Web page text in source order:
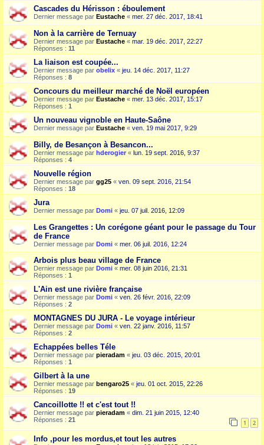
Cascades du Hérisson : éboulement
Dernier message par Eustache « mer. 27 déc. 2017, 18:41
Non à la carrière de Ternuay
Dernier message par Eustache « mar. 19 déc. 2017, 22:27
Réponses : 11
La liaison est coupée...
Dernier message par obelix « jeu. 14 déc. 2017, 11:27
Réponses : 8
Concours du meilleur marché de Noël européen
Dernier message par Eustache « mer. 13 déc. 2017, 15:17
Réponses : 1
Un nouveau vignoble en Haute-Saône
Dernier message par Eustache « ven. 19 mai 2017, 9:29
Billy, de Besançon à Besancon...
Dernier message par hderogier « lun. 19 sept. 2016, 9:37
Réponses : 4
Nouvelle région
Dernier message par gg25 « ven. 09 sept. 2016, 21:54
Réponses : 18
Jura
Dernier message par Domi « jeu. 07 juil. 2016, 12:09
Les Grangettes : Un corégone géant pour le passage du Tour
de France
Dernier message par Domi « mer. 06 juil. 2016, 12:24
Arbois plus beau village de France
Dernier message par Domi « mer. 08 juin 2016, 21:31
Réponses : 1
L'Ain est une rivière française
Dernier message par Domi « ven. 26 févr. 2016, 22:09
Réponses : 2
MONTAGNES DU JURA - Le voyage intérieur
Dernier message par Domi « ven. 22 janv. 2016, 11:57
Réponses : 2
Echappées belles Téle
Dernier message par pieradam « jeu. 03 déc. 2015, 20:01
Réponses : 1
Gilbert à la une
Dernier message par bengaro25 « jeu. 01 oct. 2015, 22:26
Réponses : 19
Cancoillotte !! et c'est tout !!
Dernier message par pieradam « dim. 21 juin 2015, 12:40
Réponses : 21 1 2
Info ,pour les mordus,et tout les autres